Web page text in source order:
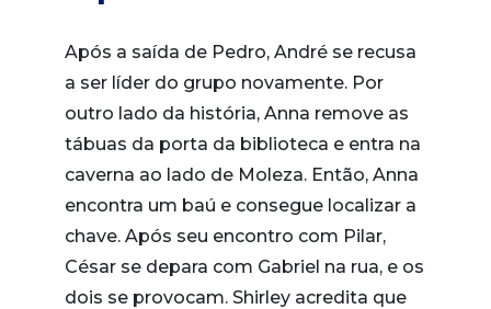
Após a saída de Pedro, André se recusa
a ser líder do grupo novamente. Por
outro lado da história, Anna remove as
tábuas da porta da biblioteca e entra na
caverna ao lado de Moleza. Então, Anna
encontra um baú e consegue localizar a
chave. Após seu encontro com Pilar,
César se depara com Gabriel na rua, e os
dois se provocam. Shirley acredita que